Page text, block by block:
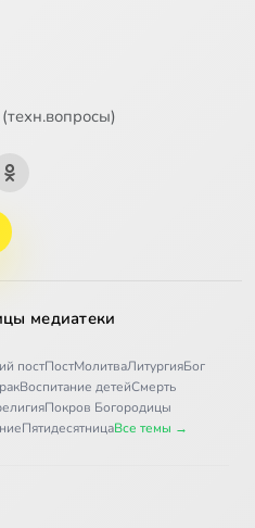
(техн.вопросы)
медиатеки
постПостМолитваЛитургияБог
Воспитание детейСмерть
Покров Богородицы
ПятидесятницаВсе темы →